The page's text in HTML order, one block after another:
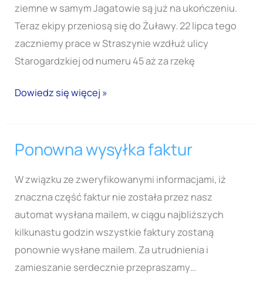
ziemne w samym Jagatowie są już na ukończeniu.
Teraz ekipy przeniosą się do Żuławy. 22 lipca tego
zaczniemy prace w Straszynie wzdłuż ulicy
Starogardzkiej od numeru 45 aż za rzekę
Dowiedz się więcej »
Ponowna wysyłka faktur
W związku ze zweryfikowanymi informacjami, iż
znaczna część faktur nie została przez nasz
automat wysłana mailem, w ciągu najbliższych
kilkunastu godzin wszystkie faktury zostaną
ponownie wysłane mailem. Za utrudnienia i
zamieszanie serdecznie przepraszamy…
Ponowna
faktur